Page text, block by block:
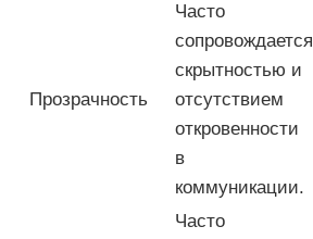
Прозрачность
Часто
сопровождается
скрытностью и
отсутствием
откровенности
в
коммуникации.
Часто